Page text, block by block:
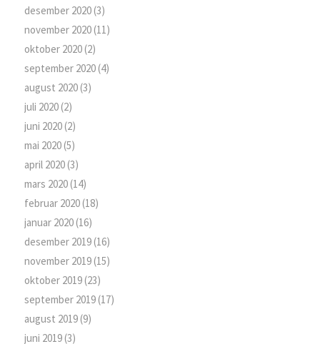
desember 2020(3)
november 2020(11)
oktober 2020(2)
september 2020(4)
august 2020(3)
juli 2020(2)
juni 2020(2)
mai 2020(5)
april 2020(3)
mars 2020(14)
februar 2020(18)
januar 2020(16)
desember 2019(16)
november 2019(15)
oktober 2019(23)
september 2019(17)
august 2019(9)
juni 2019(3)